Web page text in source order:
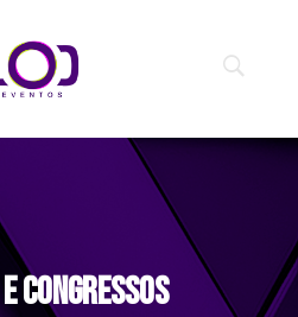
CongressoS